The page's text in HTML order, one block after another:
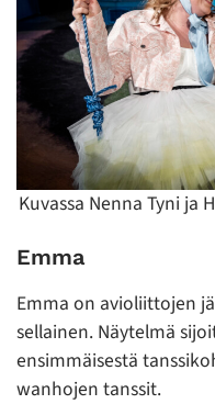
Kuvassa Nenna Tyni ja
Emma
Emma on avioliittojen
sellainen. Näytelmä
ensimmäisestä
wanhojen tanssit.